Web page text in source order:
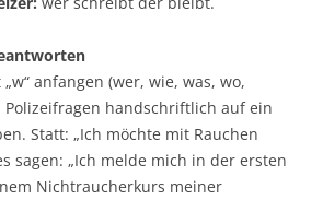
anfangen (wer, wie, was, wo,
handschriftlich auf ein
Statt: „Ich möchte mit Rauchen
sagen: „Ich melde mich in der ersten
Nichtraucherkurs meiner